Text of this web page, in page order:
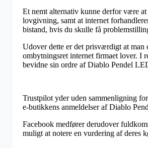
Et nemt alternativ kunne derfor være
lovgivning, samt at internet
bistand, hvis du skulle få
Udover dette er det prisværdigt at man
ombytningsret internet firmaet lover. I
bevidne sin ordre af Diablo Pendel
Trustpilot yder uden sammenligning
e-butikkens anmeldelser af Diablo
Facebook medfører derudover
muligt at notere en vurdering af deres